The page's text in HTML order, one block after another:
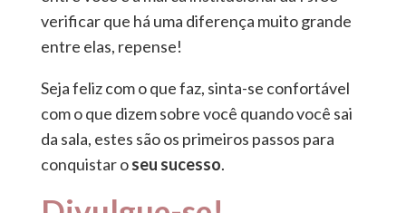
verificar que há uma diferença muito grande
entre elas, repense!
Seja feliz com o que faz, sinta-se confortável
com o que dizem sobre você quando você sai
da sala, estes são os primeiros passos para
conquistar oseu sucesso.